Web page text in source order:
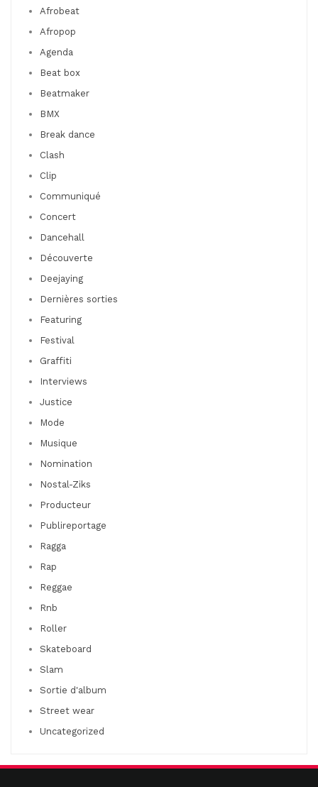
Afrobeat
Afropop
Agenda
Beat box
Beatmaker
BMX
Break dance
Clash
Clip
Communiqué
Concert
Dancehall
Découverte
Deejaying
Dernières sorties
Featuring
Festival
Graffiti
Interviews
Justice
Mode
Musique
Nomination
Nostal-Ziks
Producteur
Publireportage
Ragga
Rap
Reggae
Rnb
Roller
Skateboard
Slam
Sortie d'album
Street wear
Uncategorized